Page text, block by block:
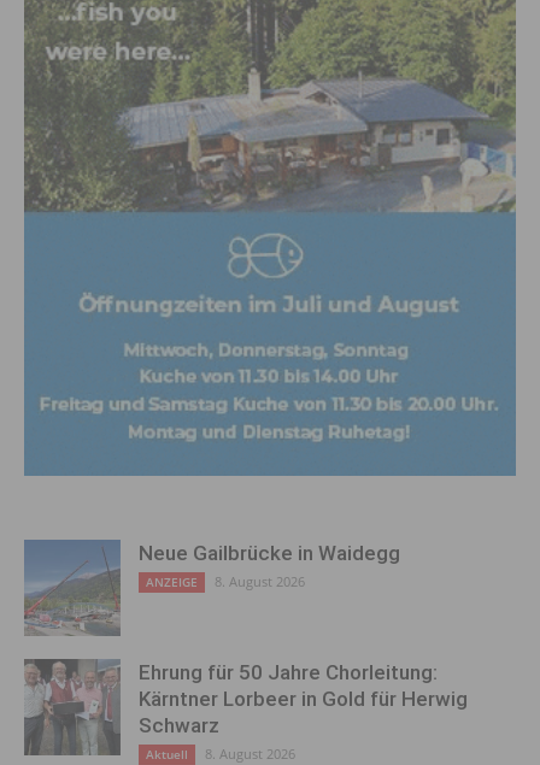
Neue Gailbrücke in Waidegg
ANZEIGE 8. August 2026
Ehrung für 50 Jahre Chorleitung:
Kärntner Lorbeer in Gold für Herwig
Schwarz
Aktuell 8. August 2026